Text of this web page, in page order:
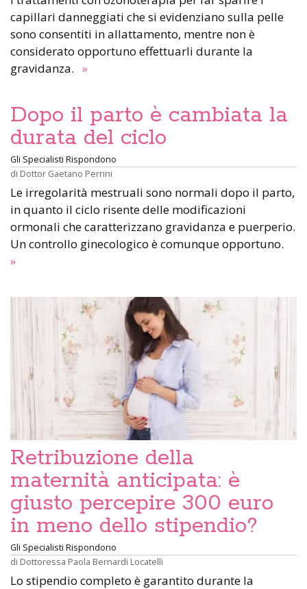
capillari danneggiati che si evidenziano sulla pelle
sono consentiti in allattamento, mentre non è
considerato opportuno effettuarli durante la
gravidanza. »
Dopo il parto è cambiata la
durata del ciclo
Gli Specialisti Rispondono
di Dottor Gaetano Perrini
Le irregolarità mestruali sono normali dopo il parto,
in quanto il ciclo risente delle modificazioni
ormonali che caratterizzano gravidanza e puerperio.
Un controllo ginecologico è comunque opportuno.
»
Retribuzione della
maternità anticipata: è
giusto percepire 300 euro
in meno dello stipendio?
Gli Specialisti Rispondono
di Dottoressa Paola Bernardi Locatelli
Lo stipendio completo è garantito durante la